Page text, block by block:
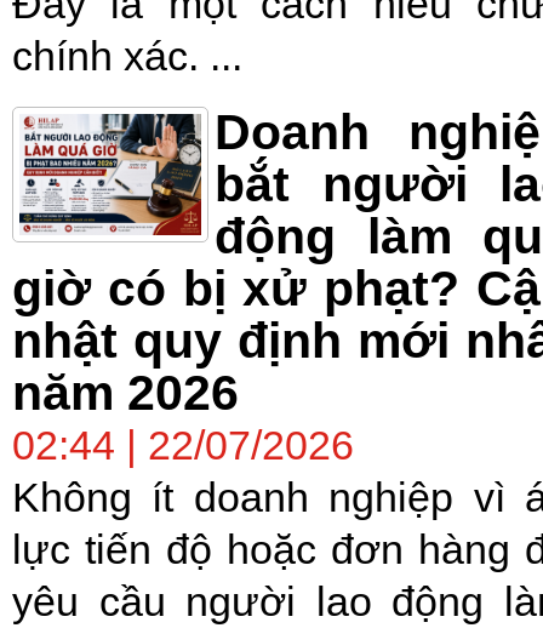
chính xác. ...
Doanh
bắt người
động làm
giờ có bị xử phạt?
nhật quy định mới
năm 2026
02:44 | 22/07/2026
Không ít doanh nghiệp vì
lực tiến độ hoặc đơn hàng
yêu cầu người lao động